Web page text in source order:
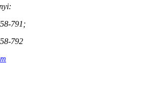
791;
792